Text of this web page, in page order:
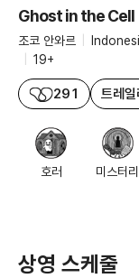
Ghost in the Cell
조코 안와르
19+
291 트레일
호러 미스터리
상영 스케줄